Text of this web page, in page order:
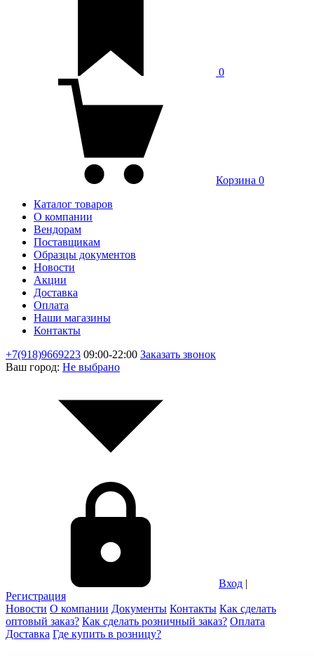
0
Корзина 0
Каталог товаров
О компании
Вендорам
Поставщикам
Образцы документов
Новости
Акции
Доставка
Оплата
Наши магазины
Контакты
+7(918)9669223 09:00-22:00 Заказать звонок
Ваш город: Не выбрано
Вход |
Регистрация
Новости О компании Документы Контакты Как сделать
оптовый заказ? Как сделать розничный заказ? Оплата
Доставка Где купить в розницу?